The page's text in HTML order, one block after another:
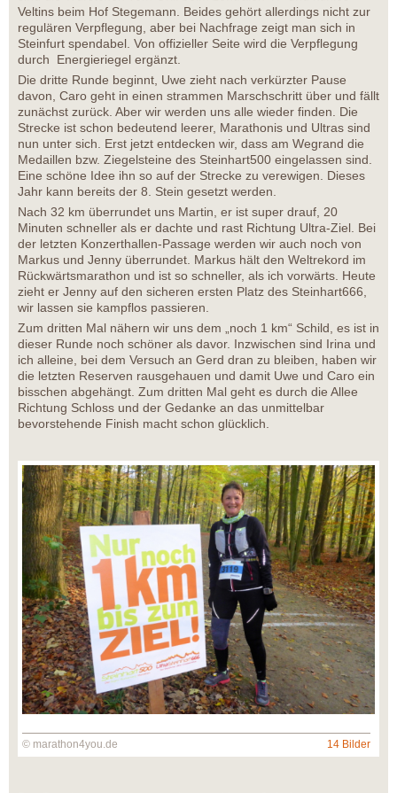
Veltins beim Hof Stegemann. Beides gehört allerdings nicht zur
regulären Verpflegung, aber bei Nachfrage zeigt man sich in
Steinfurt spendabel. Von offizieller Seite wird die Verpflegung
durch Energieriegel ergänzt.
Die dritte Runde beginnt, Uwe zieht nach verkürzter Pause
davon, Caro geht in einen strammen Marschschritt über und fällt
zunächst zurück. Aber wir werden uns alle wieder finden. Die
Strecke ist schon bedeutend leerer, Marathonis und Ultras sind
nun unter sich. Erst jetzt entdecken wir, dass am Wegrand die
Medaillen bzw. Ziegelsteine des Steinhart500 eingelassen sind.
Eine schöne Idee ihn so auf der Strecke zu verewigen. Dieses
Jahr kann bereits der 8. Stein gesetzt werden.
Nach 32 km überrundet uns Martin, er ist super drauf, 20
Minuten schneller als er dachte und rast Richtung Ultra-Ziel. Bei
der letzten Konzerthallen-Passage werden wir auch noch von
Markus und Jenny überrundet. Markus hält den Weltrekord im
Rückwärtsmarathon und ist so schneller, als ich vorwärts. Heute
zieht er Jenny auf den sicheren ersten Platz des Steinhart666,
wir lassen sie kampflos passieren.
Zum dritten Mal nähern wir uns dem „noch 1 km“ Schild, es ist in
dieser Runde noch schöner als davor. Inzwischen sind Irina und
ich alleine, bei dem Versuch an Gerd dran zu bleiben, haben wir
die letzten Reserven rausgehauen und damit Uwe und Caro ein
bisschen abgehängt. Zum dritten Mal geht es durch die Allee
Richtung Schloss und der Gedanke an das unmittelbar
bevorstehende Finish macht schon glücklich.
© marathon4you.de 14 Bilder